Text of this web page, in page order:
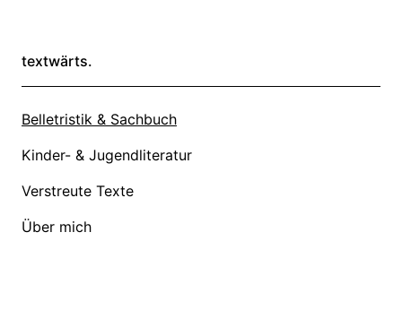
textwärts.
Belletristik & Sachbuch
Kinder- & Jugendliteratur
Verstreute Texte
Über mich